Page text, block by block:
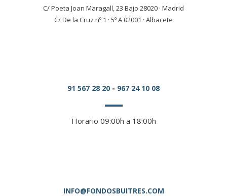
C/ Poeta Joan Maragall, 23 Bajo 28020 · Madrid
C/ De la Cruz nº 1 · 5º A 02001 · Albacete
91 567 28 20 - 967 24 10 08
Horario 09:00h a 18:00h
INFO@FONDOSBUITRES.COM